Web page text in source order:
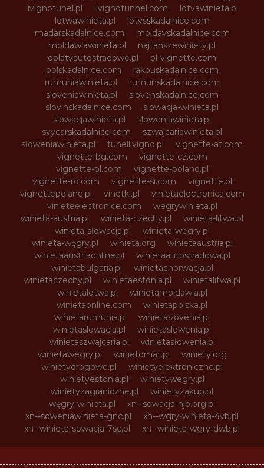
livignotunel.pl
livignotunnel.com
lotvawinieta.pl
lotwawinieta.pl
lotysskadalnice.com
madarskadalnice.com
moldavskadalnice.com
moldawiawinieta.pl
najtanszewiniety.pl
oplatyautostradowe.pl
pl-vignette.com
polskadalnice.com
rakouskadalnice.com
rumuniawinieta.pl
rumunskadalnice.com
sloveniawinieta.pl
slovenskadalnice.com
slovinskadalnice.com
slowacja-winieta.pl
slowacjawinieta.pl
sloweniawinieta.pl
svycarskadalnice.com
szwajcariawinieta.pl
słoweniawinieta.pl
tunellivigno.pl
vignette-at.com
vignette-bg.com
vignette-cz.com
vignette-pl.com
vignette-poland.pl
vignette-ro.com
vignette-si.com
vignette.pl
vignettepoland.pl
vinetki.pl
vinietaelectronica.com
vinieteelectronice.com
wegrywinieta.pl
winieta-austria.pl
winieta-czechy.pl
winieta-litwa.pl
winieta-słowacja.pl
winieta-wegry.pl
winieta-węgry.pl
winieta.org
winietaaustria.pl
winietaaustriaonline.pl
winietaautostradowa.pl
winietabulgaria.pl
winietachorwacja.pl
winietaczechy.pl
winietaestonia.pl
winietalitwa.pl
winietalotwa.pl
winietamoldawia.pl
winietaonline.com
winietapolska.pl
winietarumunia.pl
winietaslovenia.pl
winietaslowacja.pl
winietaslowenia.pl
winietaszwajcaria.pl
winietasłowenia.pl
winietawegry.pl
winietomat.pl
winiety.org
winietydrogowe.pl
winietyelektroniczne.pl
winietyestonia.pl
winietywegry.pl
winietyzagraniczne.pl
winietyzakup.pl
węgry-winieta.pl
xn--sowacja-njb.org.pl
xn--soweniawinieta-gnc.pl
xn--wgry-winieta-4vb.pl
xn--winieta-sowacja-7sc.pl
xn--winieta-wgry-dwb.pl